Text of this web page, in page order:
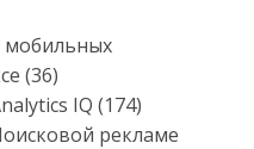
мобильных
(36)
IQ (174)
рекламе